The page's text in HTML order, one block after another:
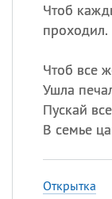
Чтоб
проходил.
Чтоб все
Ушла
Пускай
В семье
Открытка